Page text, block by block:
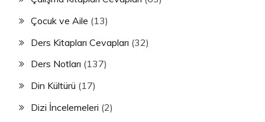
Çocuk ve Aile (13)
Ders Kitapları Cevapları (32)
Ders Notları (137)
Din Kültürü (17)
Dizi İncelemeleri (2)